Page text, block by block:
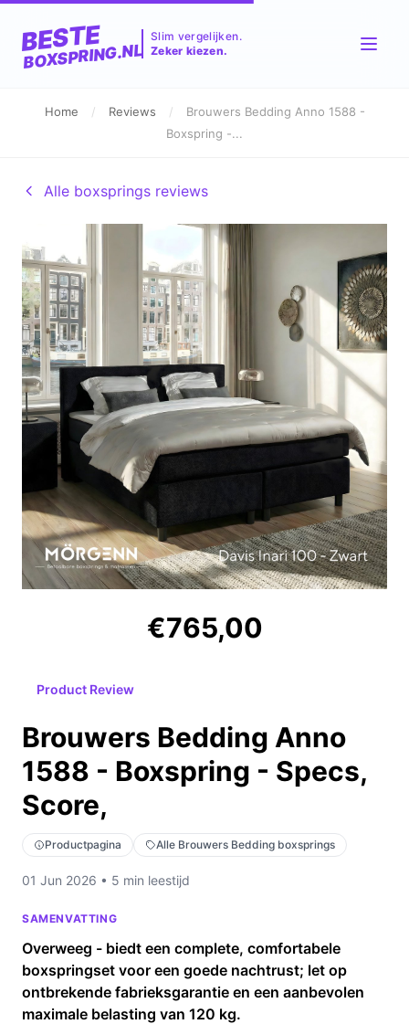
BESTE
BOXSPRING.NL
Slim vergelijken.
Zeker kiezen.
Home / Reviews /
Brouwers Bedding Anno 1588 -
Boxspring -...
Alle boxsprings reviews
€765,00
Product Review
Brouwers Bedding Anno
1588 - Boxspring - Specs,
Score,
Productpagina Alle Brouwers Bedding boxsprings
01 Jun 2026 • 5 min leestijd
SAMENVATTING
Overweeg - biedt een complete, comfortabele
boxspringset voor een goede nachtrust; let op
ontbrekende fabrieksgarantie en een aanbevolen
maximale belasting van 120 kg.